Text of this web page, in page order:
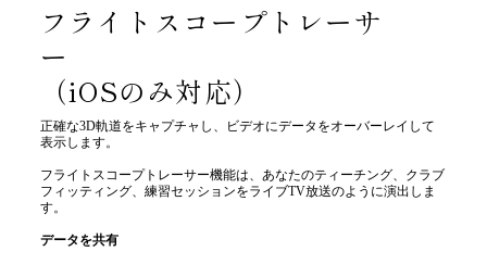
フライトスコープトレーサ
ー
（iOSのみ対応）
正確な3D軌道をキャプチャし、ビデオにデータをオーバーレイして
表示します。
フライトスコープトレーサー機能は、あなたのティーチング、クラブ
フィッティング、練習セッションをライブTV放送のように演出しま
す。
データを共有